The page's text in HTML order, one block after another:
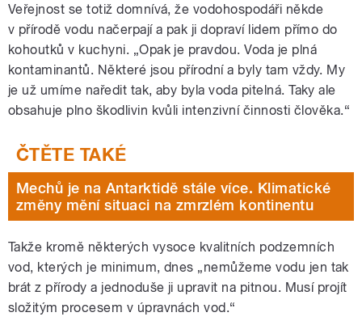
Veřejnost se totiž domnívá, že vodohospodáři někde
v přírodě vodu načerpají a pak ji dopraví lidem přímo do
kohoutků v kuchyni. „Opak je pravdou. Voda je plná
kontaminantů. Některé jsou přírodní a byly tam vždy. My
je už umíme naředit tak, aby byla voda pitelná. Taky ale
obsahuje plno škodlivin kvůli intenzivní činnosti člověka.“
Mechů je na Antarktidě stále více. Klimatické
změny mění situaci na zmrzlém kontinentu
Takže kromě některých vysoce kvalitních podzemních
vod, kterých je minimum, dnes „nemůžeme vodu jen tak
brát z přírody a jednoduše ji upravit na pitnou. Musí projít
složitým procesem v úpravnách vod.“